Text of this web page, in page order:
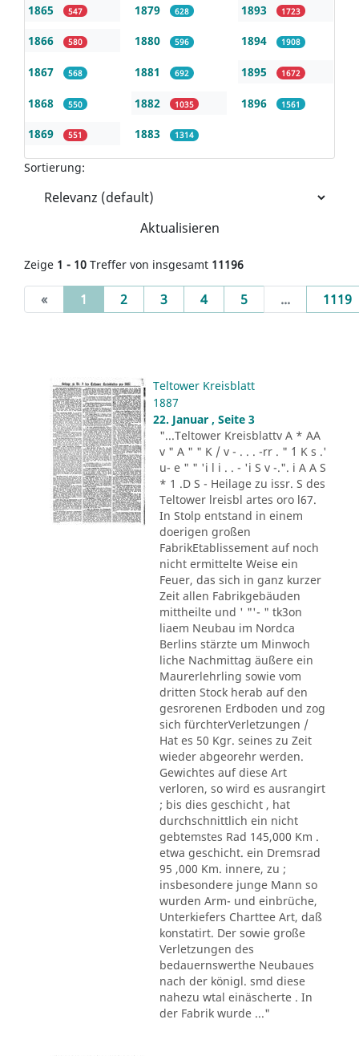
1865 547
1866 580
1867 568
1868 550
1869 551
1879 628
1880 596
1881 692
1882 1035
1883 1314
1893 1723
1894 1908
1895 1672
1896 1561
Sortierung:
Aktualisieren
Zeige 1 - 10 Treffer von insgesamt 11196
« 1 (current)
2 3 4 5 ... 1119
Teltower Kreisblatt
1887
22. Januar , Seite 3
"...Teltower Kreisblattv A * AA
v " A " " K / v - . . . -rr . " ´1 K s .'
u- e " " 'i l i . . - 'i S v -.". i A A S
* 1 .D S - Heilage zu issr. S des
Teltower lreisbl artes oro l67.
In Stolp entstand in einem
doerigen großen
FabrikEtablissement auf noch
nicht ermittelte Weise ein
Feuer, das sich in ganz kurzer
Zeit allen Fabrikgebäuden
mittheilte und ' "'- " tk3on
liaem Neubau im Nordca
Berlins stärzte um Minwoch
liche Nachmittag äußere ein
Maurerlehrling sowie vom
dritten Stock herab auf den
gesrorenen Erdboden und zog
sich fürchterVerletzungen /
Hat es 50 Kgr. seines zu Zeit
wieder abgeorehr werden.
Gewichtes auf diese Art
verloren, so wird es ausrangirt
; bis dies geschicht , hat
durchschnittlich ein nicht
gebtemstes Rad 145,000 Km .
etwa geschicht. ein Dremsrad
95 ,000 Km. innere, zu ;
insbesondere junge Mann so
wurden Arm- und einbrüche,
Unterkiefers Charttee Art, daß
konstatirt. Der sowie große
Verletzungen des
bedauernswerthe Neubaues
nach der königl. smd diese
nahezu wtal einäscherte . In
der Fabrik wurde ..."